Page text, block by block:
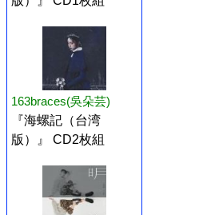
163braces(吳朵芸)
『海螺記（台湾
版）』 CD2枚組